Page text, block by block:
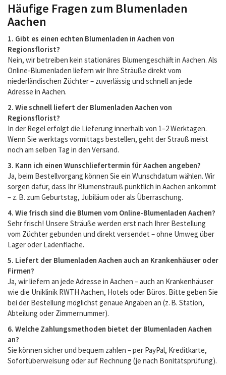
Häufige Fragen zum Blumenladen
Aachen
1. Gibt es einen echten Blumenladen in Aachen von
Regionsflorist?
Nein, wir betreiben kein stationäres Blumengeschäft in Aachen. Als
Online-Blumenladen liefern wir Ihre Sträuße direkt vom
niederländischen Züchter – zuverlässig und schnell an jede
Adresse in Aachen.
2. Wie schnell liefert der Blumenladen Aachen von
Regionsflorist?
In der Regel erfolgt die Lieferung innerhalb von 1–2 Werktagen.
Wenn Sie werktags vormittags bestellen, geht der Strauß meist
noch am selben Tag in den Versand.
3. Kann ich einen Wunschliefertermin für Aachen angeben?
Ja, beim Bestellvorgang können Sie ein Wunschdatum wählen. Wir
sorgen dafür, dass Ihr Blumenstrauß pünktlich in Aachen ankommt
– z. B. zum Geburtstag, Jubiläum oder als Überraschung.
4. Wie frisch sind die Blumen vom Online-Blumenladen Aachen?
Sehr frisch! Unsere Sträuße werden erst nach Ihrer Bestellung
vom Züchter gebunden und direkt versendet – ohne Umweg über
Lager oder Ladenfläche.
5. Liefert der Blumenladen Aachen auch an Krankenhäuser oder
Firmen?
Ja, wir liefern an jede Adresse in Aachen – auch an Krankenhäuser
wie die Uniklinik RWTH Aachen, Hotels oder Büros. Bitte geben Sie
bei der Bestellung möglichst genaue Angaben an (z. B. Station,
Abteilung oder Zimmernummer).
6. Welche Zahlungsmethoden bietet der Blumenladen Aachen
an?
Sie können sicher und bequem zahlen – per PayPal, Kreditkarte,
Sofortüberweisung oder auf Rechnung (je nach Bonitätsprüfung).